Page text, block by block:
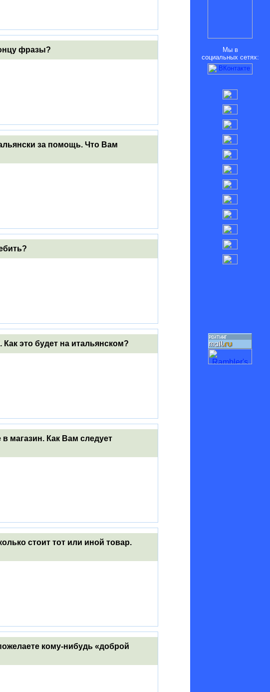
фразы?
за помощь. Что Вам
это будет на итальянском?
магазин. Как Вам следует
стоит тот или иной товар.
кому-нибудь «доброй
Мы в
социальных сетях: